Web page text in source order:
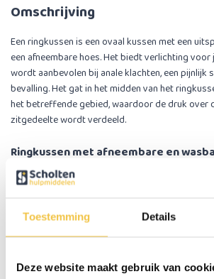
Toestemming Details
Deze website maakt gebruik van
Omschrijving
Een ringkussen is een ovaal kussen met een
een afneembare hoes. Het biedt verlichting
wordt aanbevolen bij anale klachten, een pijnlijk
bevalling. Het gat in het midden van het
het betreffende gebied, waardoor de druk over
zitgedeelte wordt verdeeld.
Ringkussen met afneembare en
Het ringkussen van MultiMotion heeft een
hand gewassen kan worden. Het ringkussen is
Belangrijke eigenschappen
Kleur: Blauw of rood